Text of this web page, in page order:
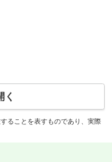
く
ることを表すものであり、実際